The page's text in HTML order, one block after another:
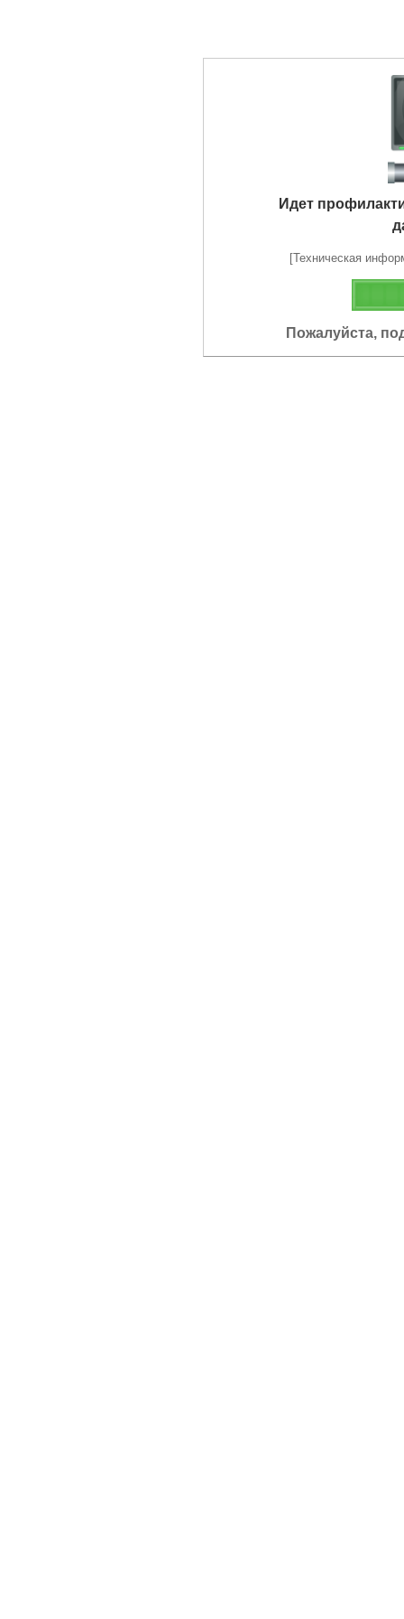
Идет
[Техническая
Пожалуйста,